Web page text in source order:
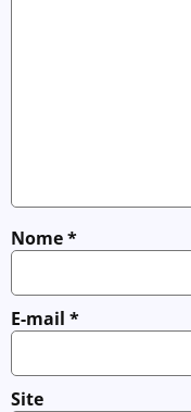
Nome*
E-mail *
Site